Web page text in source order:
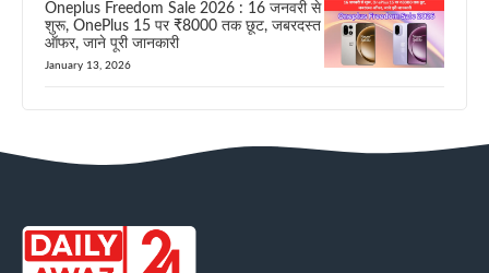
Oneplus Freedom Sale 2026 : 16 जनवरी से
शुरू, OnePlus 15 पर ₹8000 तक छूट, जबरदस्त
ऑफर, जाने पूरी जानकारी
January 13, 2026